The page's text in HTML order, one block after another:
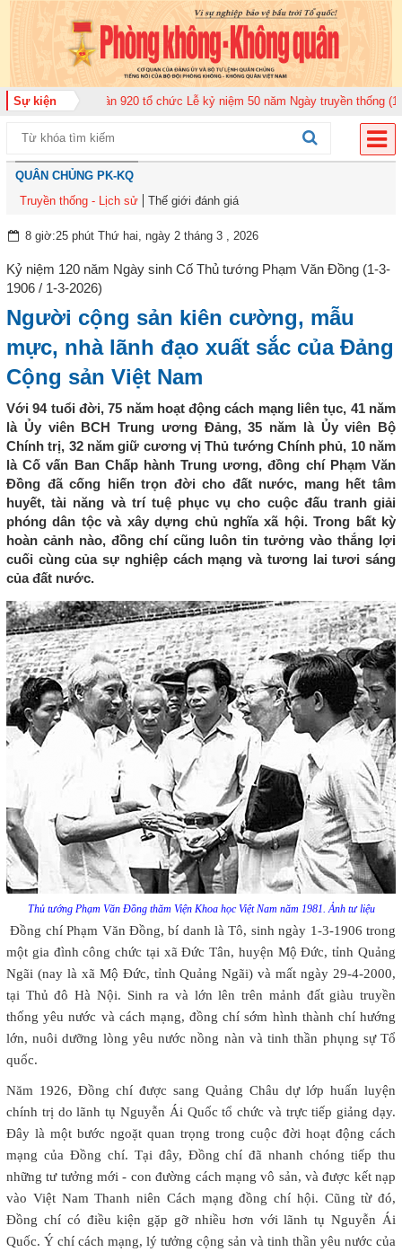
Sự kiện
Không quân 920 tổ chức Lễ kỷ niệm 50 năm Ngày truyền thống (12-11-
QUÂN CHỦNG PK-KQ
Truyền thống - Lịch sử
Thế giới đánh giá
8 giờ:25 phút Thứ hai, ngày 2 tháng 3 , 2026
Kỷ niệm 120 năm Ngày sinh Cố Thủ tướng Phạm Văn Đồng (1-3-
1906 / 1-3-2026)
Người cộng sản kiên cường, mẫu
mực, nhà lãnh đạo xuất sắc của Đảng
Cộng sản Việt Nam
Với 94 tuổi đời, 75 năm hoạt động cách mạng liên tục, 41 năm
là Ủy viên BCH Trung ương Đảng, 35 năm là Ủy viên Bộ
Chính trị, 32 năm giữ cương vị Thủ tướng Chính phủ, 10 năm
là Cố vấn Ban Chấp hành Trung ương, đồng chí Phạm Văn
Đồng đã cống hiến trọn đời cho đất nước, mang hết tâm
huyết, tài năng và trí tuệ phục vụ cho cuộc đấu tranh giải
phóng dân tộc và xây dựng chủ nghĩa xã hội. Trong bất kỳ
hoàn cảnh nào, đồng chí cũng luôn tin tưởng vào thắng lợi
cuối cùng của sự nghiệp cách mạng và tương lai tươi sáng
của đất nước.
Thủ tướng Phạm Văn Đồng thăm Viện Khoa học Việt Nam năm 1981. Ảnh tư liệu
Đồng chí Phạm Văn Đồng, bí danh là Tô, sinh ngày 1-3-1906 trong
một gia đình công chức tại xã Đức Tân, huyện Mộ Đức, tỉnh Quảng
Ngãi (nay là xã Mộ Đức, tỉnh Quảng Ngãi) và mất ngày 29-4-2000,
tại Thủ đô Hà Nội. Sinh ra và lớn lên trên mảnh đất giàu truyền
thống yêu nước và cách mạng, đồng chí sớm hình thành chí hướng
lớn, nuôi dưỡng lòng yêu nước nồng nàn và tinh thần phụng sự Tổ
quốc.
Năm 1926, Đồng chí được sang Quảng Châu dự lớp huấn luyện
chính trị do lãnh tụ Nguyễn Ái Quốc tổ chức và trực tiếp giảng dạy.
Đây là một bước ngoặt quan trọng trong cuộc đời hoạt động cách
mạng của Đồng chí. Tại đây, Đồng chí đã nhanh chóng tiếp thu
những tư tưởng mới - con đường cách mạng vô sản, và được kết nạp
vào Việt Nam Thanh niên Cách mạng đồng chí hội. Cũng từ đó,
Đồng chí có điều kiện gặp gỡ nhiều hơn với lãnh tụ Nguyễn Ái
Quốc. Ý chí cách mạng, lý tưởng cộng sản và tinh thần yêu nước của